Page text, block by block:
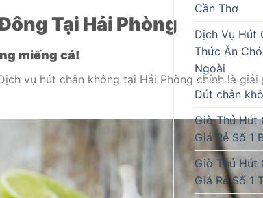
Tại Hải Phòng
miếng cá!
vụ hút chân không tại Hải Phòng chính là giải
Cần Thơ
Dịch Vụ Hút
Thức Ăn
Ngoài
Dút chân
Giò Thủ Hút
Giá Rẻ Số 1
Giò Thủ Hút
Giá Rẻ Số 1